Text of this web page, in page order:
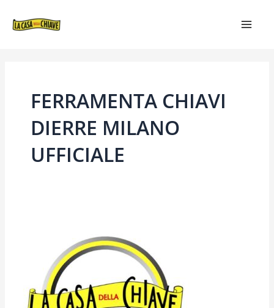
FERRAMENTA CHIAVI
DIERRE MILANO
UFFICIALE